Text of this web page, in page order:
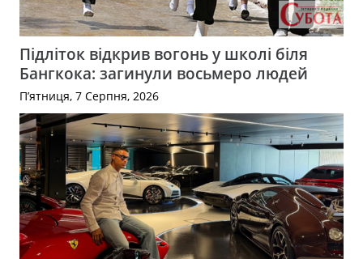
Підліток відкрив вогонь у школі біля
Бангкока: загинули восьмеро людей
П’ятниця, 7 Серпня, 2026